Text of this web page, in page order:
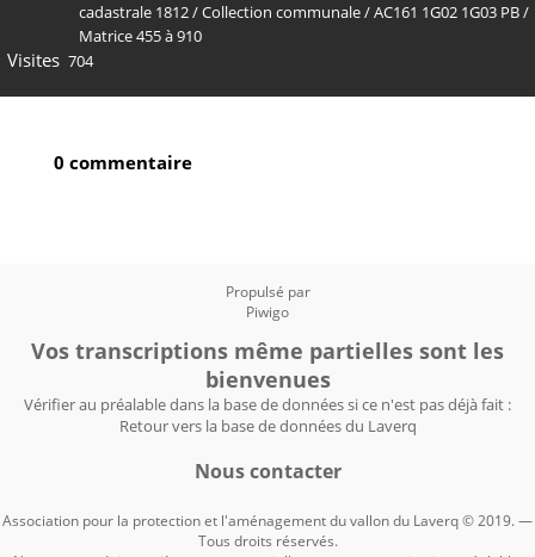
cadastrale 1812/Collection communale/AC161 1G02 1G03 PB/
Matrice 455 à 910
Visites 704
0 commentaire
Propulsé par
Piwigo
Vos transcriptions même partielles sont les
bienvenues
Vérifier au préalable dans la base de données si ce n'est pas déjà fait :
Retour vers la base de données du Laverq
Nous contacter
Association pour la protection et l'aménagement du vallon du Laverq © 2019. —
Tous droits réservés.